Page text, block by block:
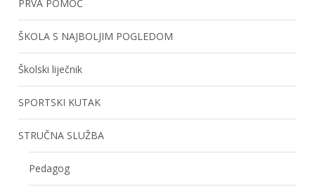
PRVA POMOĆ
ŠKOLA S NAJBOLJIM POGLEDOM
Školski liječnik
SPORTSKI KUTAK
STRUČNA SLUŽBA
Pedagog